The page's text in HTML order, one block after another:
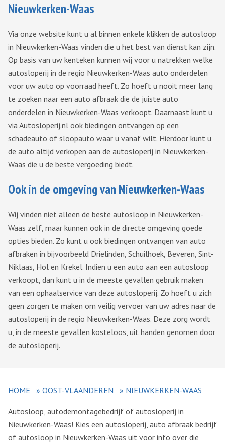
Nieuwkerken-Waas
Via onze website kunt u al binnen enkele klikken de autosloop
in Nieuwkerken-Waas vinden die u het best van dienst kan zijn.
Op basis van uw kenteken kunnen wij voor u natrekken welke
autosloperij in de regio Nieuwkerken-Waas auto onderdelen
voor uw auto op voorraad heeft. Zo hoeft u nooit meer lang
te zoeken naar een auto afbraak die de juiste auto
onderdelen in Nieuwkerken-Waas verkoopt. Daarnaast kunt u
via Autosloperij.nl ook biedingen ontvangen op een
schadeauto of sloopauto waar u vanaf wilt. Hierdoor kunt u
de auto altijd verkopen aan de autosloperij in Nieuwkerken-
Waas die u de beste vergoeding biedt.
Ook in de omgeving van Nieuwkerken-Waas
Wij vinden niet alleen de beste autosloop in Nieuwkerken-
Waas zelf, maar kunnen ook in de directe omgeving goede
opties bieden. Zo kunt u ook biedingen ontvangen van auto
afbraken in bijvoorbeeld Drielinden, Schuilhoek, Beveren, Sint-
Niklaas, Hol en Krekel. Indien u een auto aan een autosloop
verkoopt, dan kunt u in de meeste gevallen gebruik maken
van een ophaalservice van deze autosloperij. Zo hoeft u zich
geen zorgen te maken om veilig vervoer van uw adres naar de
autosloperij in de regio Nieuwkerken-Waas. Deze zorg wordt
u, in de meeste gevallen kosteloos, uit handen genomen door
de autosloperij.
HOME » OOST-VLAANDEREN » NIEUWKERKEN-WAAS
Autosloop, autodemontagebedrijf of autosloperij in
Nieuwkerken-Waas! Kies een autosloperij, auto afbraak bedrijf
of autosloop in Nieuwkerken-Waas uit voor info over die